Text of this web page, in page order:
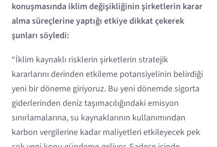
konuşmasında iklim değişikliğinin şirketlerin karar
alma süreçlerine yaptığı etkiye dikkat çekerek
şunları söyledi:
“İklim kaynaklı risklerin şirketlerin stratejik
kararlarını derinden etkileme potansiyelinin belirdiği
yeni bir döneme giriyoruz. Bu yeni dönemde sigorta
giderlerinden deniz taşımacılığındaki emisyon
sınırlamalarına, su kaynaklarının kullanımından
karbon vergilerine kadar maliyetleri etkileyecek pek